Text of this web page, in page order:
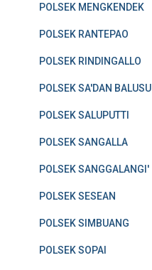
POLSEK MENGKENDEK
POLSEK RANTEPAO
POLSEK RINDINGALLO
POLSEK SA'DAN BALUSU
POLSEK SALUPUTTI
POLSEK SANGALLA
POLSEK SANGGALANGI'
POLSEK SESEAN
POLSEK SIMBUANG
POLSEK SOPAI